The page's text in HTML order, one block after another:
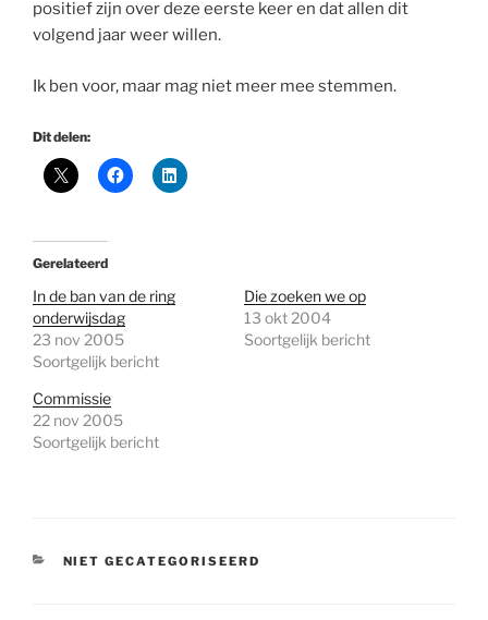
positief zijn over deze eerste keer en dat allen dit
volgend jaar weer willen.
Ik ben voor, maar mag niet meer mee stemmen.
Dit delen:
Gerelateerd
In de ban van de ring
onderwijsdag
23 nov 2005
Soortgelijk bericht
Die zoeken we op
13 okt 2004
Soortgelijk bericht
Commissie
22 nov 2005
Soortgelijk bericht
CATEGORIEËN
NIET GECATEGORISEERD